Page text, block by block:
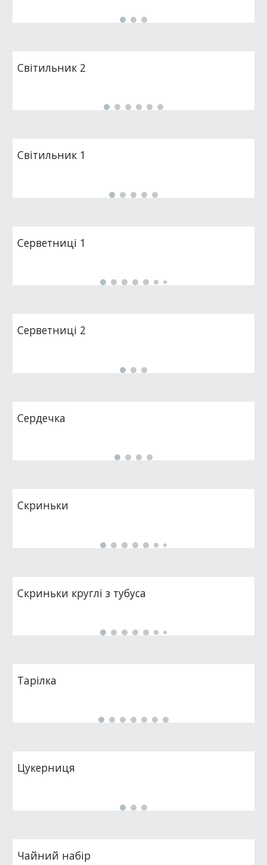
Світильник 2
Світильник 1
Серветниці 1
Серветниці 2
Сердечка
Скриньки
Скриньки круглі з тубуса
Тарілка
Цукерниця
Чайний набір